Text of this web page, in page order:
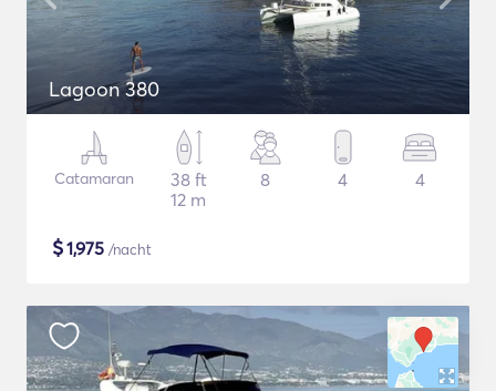
Lagoon 380
Catamaran
38 ft
12 m
8 4 4
$1,975 /nacht